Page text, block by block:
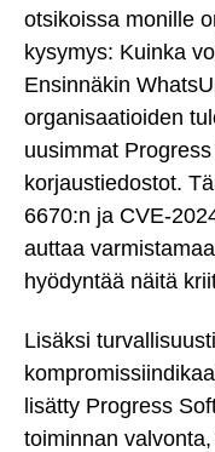
otsikoissa monille
kysymys: Kuinka
Ensinnäkin
organisaatioiden
uusimmat
korjaustiedostot.
6670:n ja CVE-
auttaa
hyödyntää näitä
Lisäksi
lisätty Progress
toiminnan